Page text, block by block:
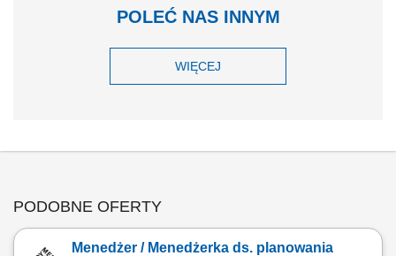
POLEĆ NAS INNYM
WIĘCEJ
PODOBNE OFERTY
Menedżer / Menedżerka ds. planowania